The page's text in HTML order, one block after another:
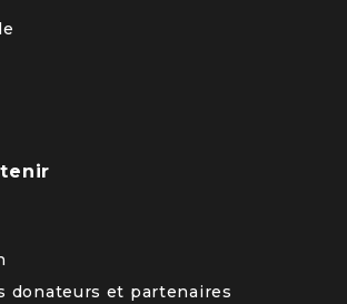
donateurs et partenaires